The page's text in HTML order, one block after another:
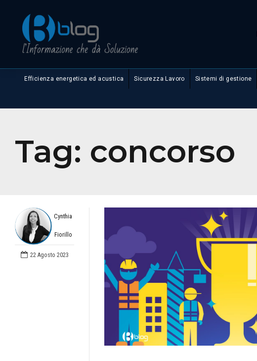
Efficienza energetica ed acustica Sicurezza Lavoro Sistemi di gestione
Tag: concorso
Cynthia
Fiorillo
22 Agosto 2023